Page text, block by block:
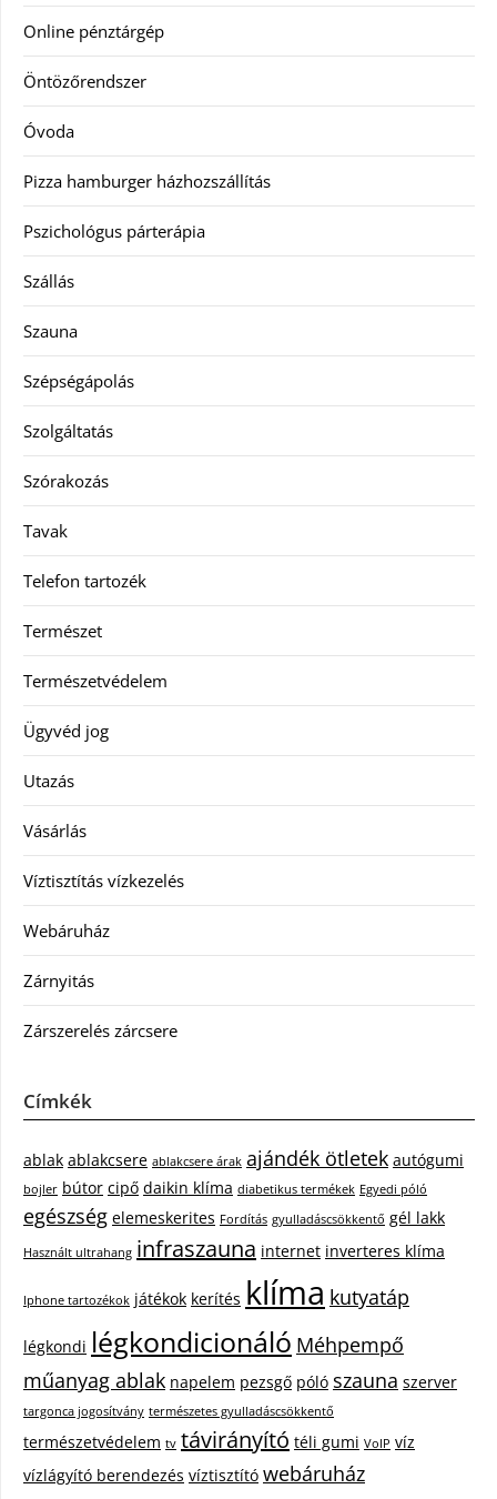
Online pénztárgép
Öntözőrendszer
Óvoda
Pizza hamburger házhozszállítás
Pszichológus párterápia
Szállás
Szauna
Szépségápolás
Szolgáltatás
Szórakozás
Tavak
Telefon tartozék
Természet
Természetvédelem
Ügyvéd jog
Utazás
Vásárlás
Víztisztítás vízkezelés
Webáruház
Zárnyitás
Zárszerelés zárcsere
Címkék
ablak ablakcsere ablakcsere árak ajándék ötletek autógumi
bojler bútor cipő daikin klíma diabetikus termékek Egyedi póló
egészség elemeskerites Fordítás gyulladáscsökkentő gél lakk
Használt ultrahang infraszauna internet inverteres klíma
Iphone tartozékok játékok kerítés klíma kutyatáp
légkondi légkondicionáló Méhpempő
műanyag ablak napelem pezsgő póló szauna szerver
targonca jogosítvány természetes gyulladáscsökkentő
természetvédelem tv távirányító téli gumi VoIP víz
vízlágyító berendezés víztisztító webáruház